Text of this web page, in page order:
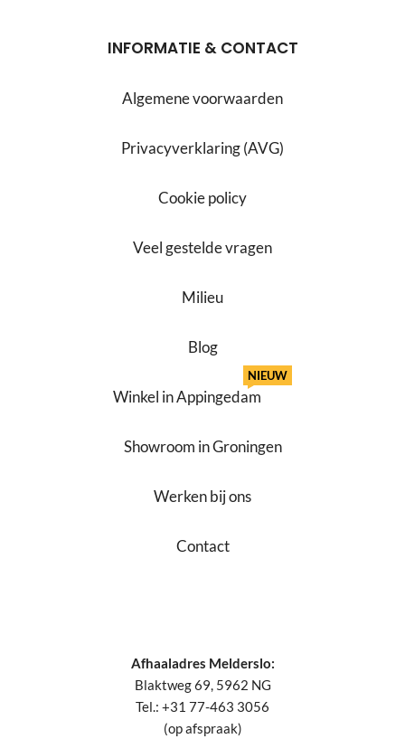
INFORMATIE & CONTACT
Algemene voorwaarden
Privacyverklaring (AVG)
Cookie policy
Veel gestelde vragen
Milieu
Blog
Winkel in Appingedam
NIEUW
Showroom in Groningen
Werken bij ons
Contact
Afhaaladres Melderslo:
Blaktweg 69, 5962 NG
Tel.: +31 77-463 3056
(op afspraak)